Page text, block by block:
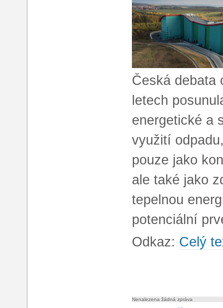
Česká debata
letech
energetické a
využití
pouze jako
ale také jako
tepelnou
potenciální
Odkaz: Celý
Nenalezena žádná zpráva